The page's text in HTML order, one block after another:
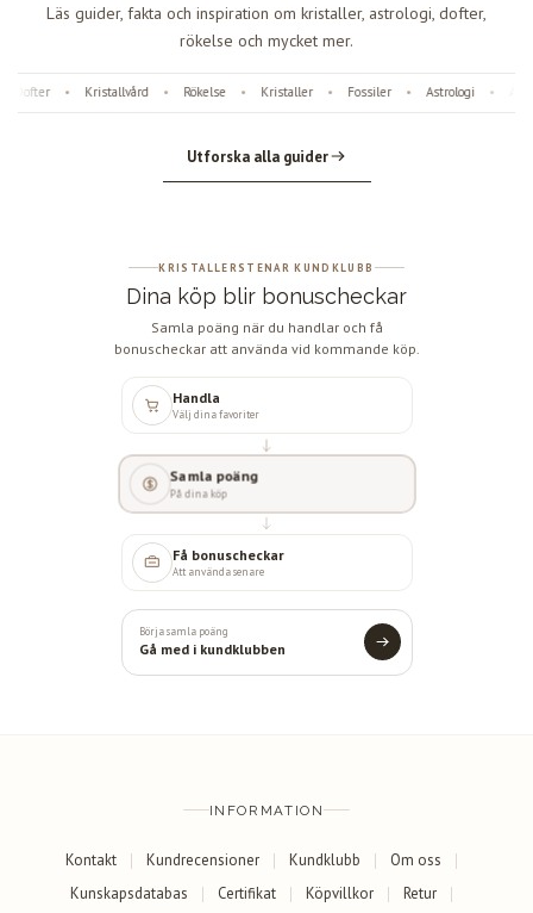
Läs guider, fakta och inspiration om kristaller, astrologi, dofter,
rökelse och mycket mer.
Dofter Kristallvård Rökelse Kristaller Fossiler Astrologi
Utforska alla guider
KRISTALLERSTENAR KUNDKLUBB
Dina köp blir bonuscheckar
Samla poäng när du handlar och få
bonuscheckar att använda vid kommande köp.
Handla
Välj dina favoriter
Samla poäng
På dina köp
Få bonuscheckar
Att använda senare
Börja samla poäng
Gå med i kundklubben
INFORMATION
Kontakt Kundrecensioner Kundklubb
Om oss
Kunskapsdatabas
Certifikat Köpvillkor Retur